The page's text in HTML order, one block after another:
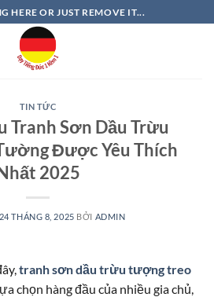
HERE OR JUST REMOVE IT...
TIN TỨC
Tranh Sơn Dầu Trừu
Được Yêu Thích
2025
24 THÁNG 8, 2025 BỞI ADMIN
tranh sơn dầu trừu tượng treo
chọn hàng đầu của nhiều gia chủ,